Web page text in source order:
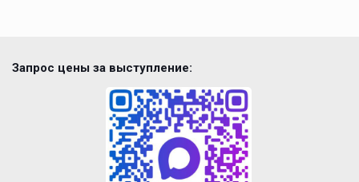
Запрос цены за выступление: